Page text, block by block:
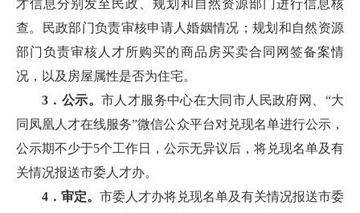
才信息分别发至民政、规划和自然资源部门进行信息核
查。民政部门负责审核申请人婚姻情况；规划和自然资源
部门负责审核人才所购买的商品房买卖合同网签备案情
况，以及房屋属性是否为住宅。
3．公示。 市人才服务中心在大同市人民政府网、“大
同凤凰人才在线服务”微信公众平台对兑现名单进行公示，
公示期不少于5个工作日，公示无异议后，将兑现名单及有
关情况报送市委人才办。
4．审定。 市委人才办将兑现名单及有关情况报送市委